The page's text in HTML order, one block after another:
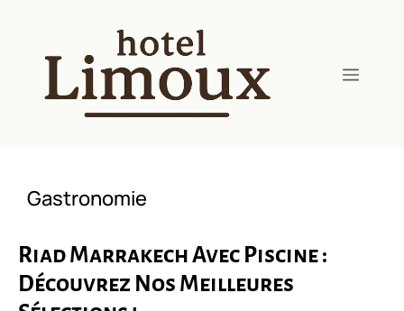
contenu
Menu
Gastronomie
Riad Marrakech Avec Piscine :
Découvrez Nos Meilleures